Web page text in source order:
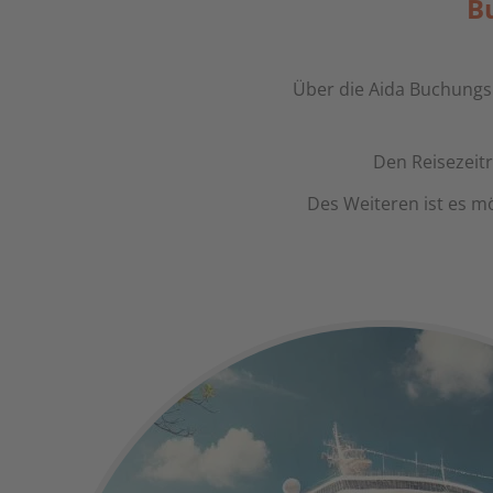
Über die Aida
Den
Des Weiteren ist es